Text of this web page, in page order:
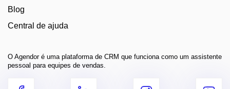
Blog
Central de ajuda
O Agendor é uma plataforma de CRM que funciona como um assistente
pessoal para equipes de vendas.